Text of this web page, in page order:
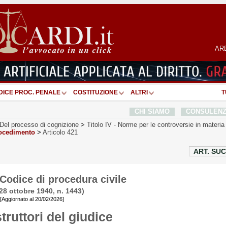
PROC. PENALE COSTITUZIONE ALTRI
CHI SIAMO
Del processo di cognizione > Titolo IV - Norme per le controversie in
> Articolo 421
ART.
di procedura civile
ottobre 1940, n. 1443)
[Aggiornato al 20/02/2026]
del giudice